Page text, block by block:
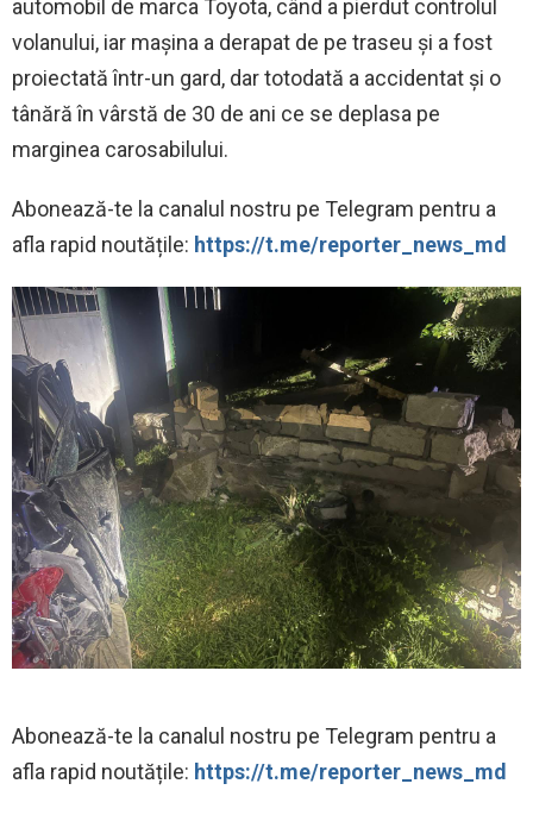
automobil de marca Toyota, când a pierdut controlul
volanului, iar mașina a derapat de pe traseu și a fost
proiectată într-un gard, dar totodată a accidentat și o
tânără în vârstă de 30 de ani ce se deplasa pe
marginea carosabilului.
‍Abonează-te la canalul nostru pe Telegram pentru a
afla rapid noutățile: https://t.me/reporter_news_md
‍Abonează-te la canalul nostru pe Telegram pentru a
afla rapid noutățile: https://t.me/reporter_news_md